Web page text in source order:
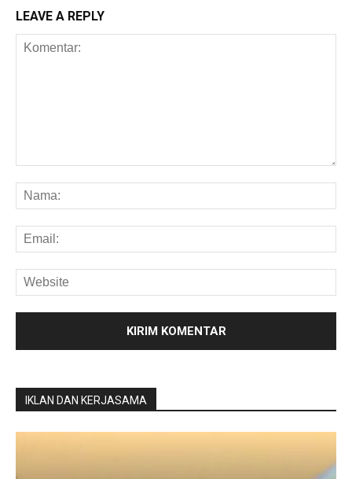
LEAVE A REPLY
IKLAN DAN KERJASAMA